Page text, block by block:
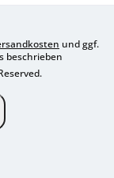
und ggf.
beschrieben